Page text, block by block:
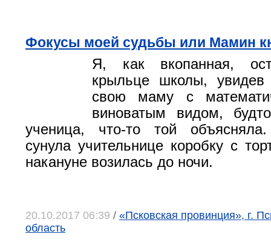
Фокусы моей судьбы или Мамин
Я, как вкопанная,
крыльце школы, увидев
свою маму с
виноватым видом,
ученица, что-то той
сунула учительнице коробку с
накануне возилась до ночи.
20.10.2017 06:39 / «Псковская провинция», г.
область